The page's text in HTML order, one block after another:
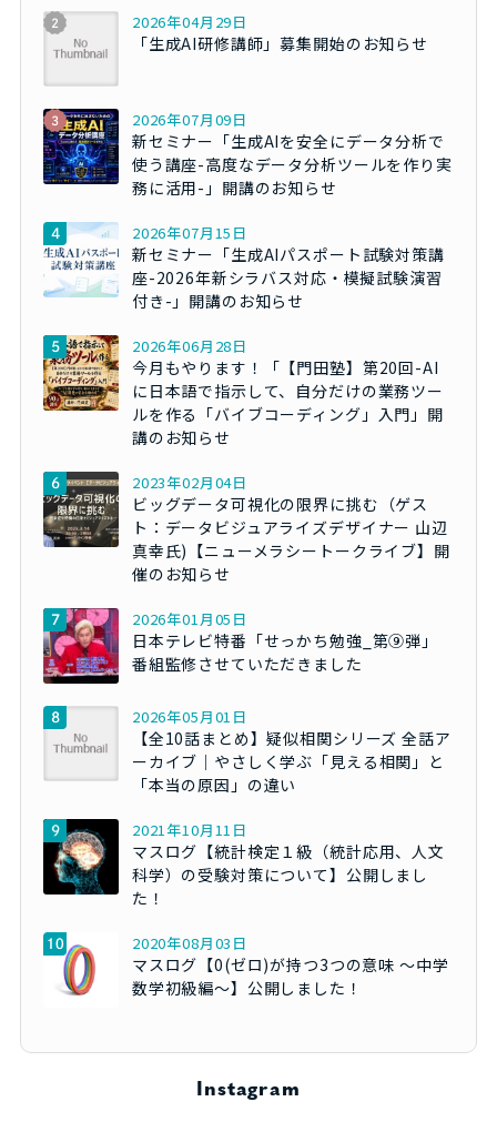
2026年04月29日
「生成AI研修講師」募集開始のお知らせ
2026年07月09日
新セミナー「生成AIを安全にデータ分析で
使う講座-高度なデータ分析ツールを作り実
務に活用-」開講のお知らせ
2026年07月15日
新セミナー「生成AIパスポート試験対策講
座-2026年新シラバス対応・模擬試験演習
付き-」開講のお知らせ
2026年06月28日
今月もやります！「【門田塾】第20回-AI
に日本語で指示して、自分だけの業務ツー
ルを作る「バイブコーディング」入門」開
講のお知らせ
2023年02月04日
ビッグデータ可視化の限界に挑む（ゲス
ト：データビジュアライズデザイナー 山辺
真幸氏)【ニューメラシートークライブ】開
催のお知らせ
2026年01月05日
日本テレビ特番「せっかち勉強_第⑨弾」
番組監修させていただきました
2026年05月01日
【全10話まとめ】疑似相関シリーズ 全話ア
ーカイブ｜やさしく学ぶ「見える相関」と
「本当の原因」の違い
2021年10月11日
マスログ【統計検定１級（統計応用、人文
科学）の受験対策について】公開しまし
た！
2020年08月03日
マスログ【0(ゼロ)が持つ3つの意味 ～中学
数学初級編～】公開しました！
Instagram